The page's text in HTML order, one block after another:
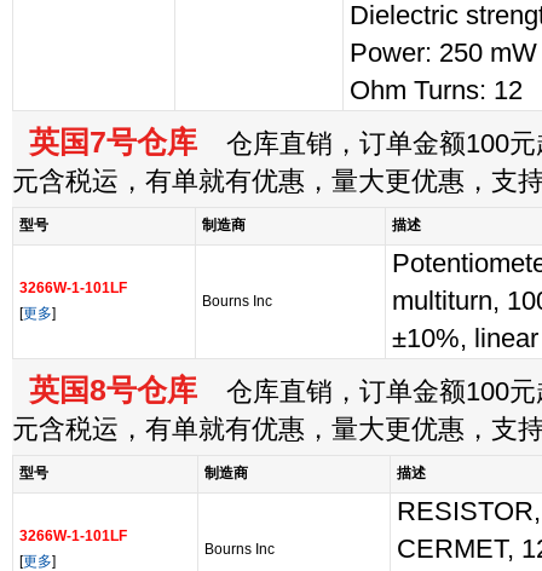
Dielectric
Power: 250
Ohm Turns: 12
英国7号仓库 仓库直销，订单金额100元
元含税运，有单就有优惠，量大更优惠，支
型号 制造商 描述
3266W-1-101LF
[更多]
Bourns Inc
multiturn,
±10%, linear
英国8号仓库 仓库直销，订单金额100元
元含税运，有单就有优惠，量大更优惠，支
型号 制造商 描述
3266W-1-101LF
[更多]
Bourns Inc
CERMET,